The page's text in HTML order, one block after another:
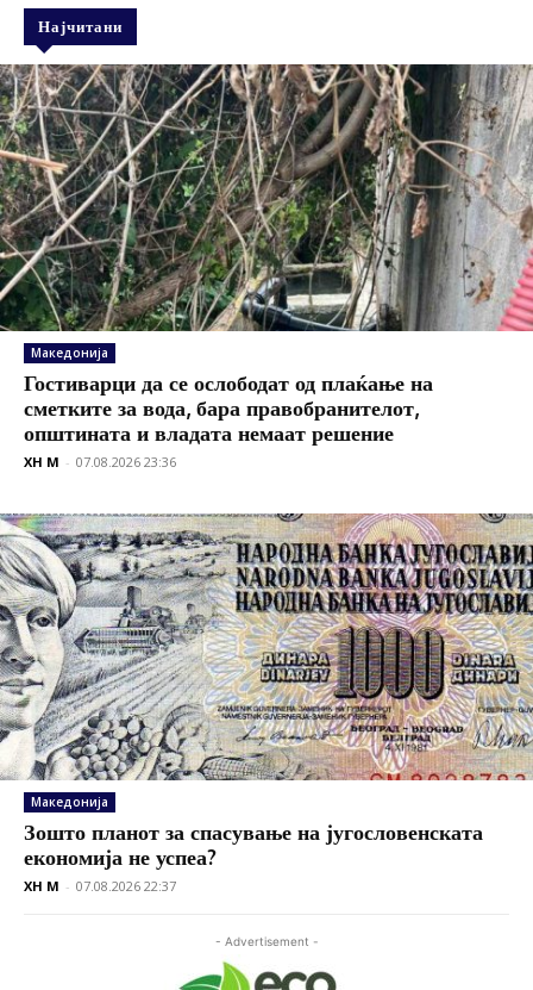
Најчитани
Македонија
Гостиварци да се ослободат од плаќање на
сметките за вода, бара правобранителот,
општината и владата немаат решение
XH M - 07.08.2026 23:36
Македонија
Зошто планот за спасување на југословенската
економија не успеа?
XH M - 07.08.2026 22:37
- Advertisement -